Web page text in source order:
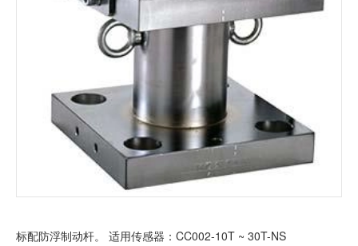
标配防浮制动杆。 适用传感器：CC002-10T ~ 30T-NS